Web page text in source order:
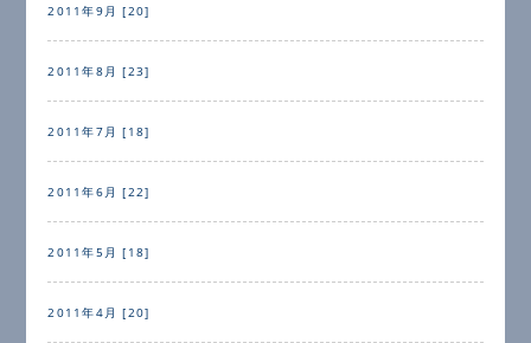
2011年9月 [20]
2011年8月 [23]
2011年7月 [18]
2011年6月 [22]
2011年5月 [18]
2011年4月 [20]